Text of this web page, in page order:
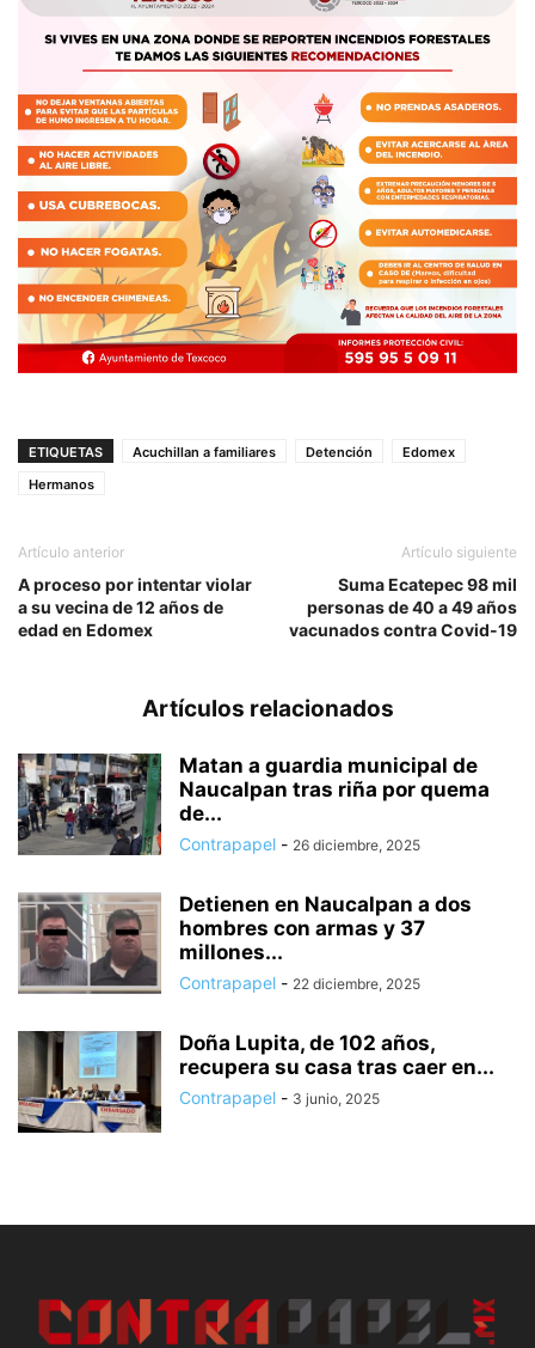
ETIQUETAS Acuchillan a familiares Detención
Edomex
Hermanos
Artículo anterior
A proceso por intentar violar
a su vecina de 12 años de
edad en Edomex
Artículo siguiente
Suma Ecatepec 98 mil
personas de 40 a 49 años
vacunados contra Covid-19
Artículos relacionados
Matan a guardia municipal de
Naucalpan tras riña por quema
de...
Contrapapel - 26 diciembre, 2025
Detienen en Naucalpan a dos
hombres con armas y 37
millones...
Contrapapel - 22 diciembre, 2025
Doña Lupita, de 102 años,
recupera su casa tras caer en...
Contrapapel - 3 junio, 2025